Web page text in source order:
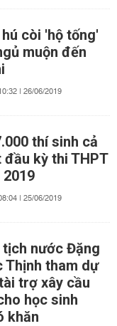
còi 'hộ tống'
muộn đến
| 26/06/2019
thí sinh cả
đầu kỳ thi THPT
| 25/06/2019
tịch nước Đặng
Thịnh tham dự
trợ xây cầu
học sinh
khăn